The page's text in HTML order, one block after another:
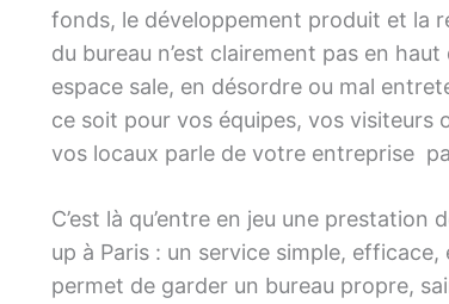
fonds, le développement produit et la
du bureau n’est clairement pas en
espace sale, en désordre ou mal
ce soit pour vos équipes, vos visiteurs
vos locaux parle de votre entreprise
C’est là qu’entre en jeu une
up à Paris : un service simple,
permet de garder un bureau propre,